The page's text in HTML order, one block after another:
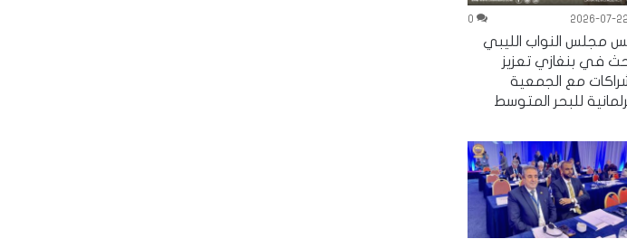
2026-07-22
0
مجلس النواب الليبي
في بنغازي تعزيز
مع الجمعية
للبحر المتوسط